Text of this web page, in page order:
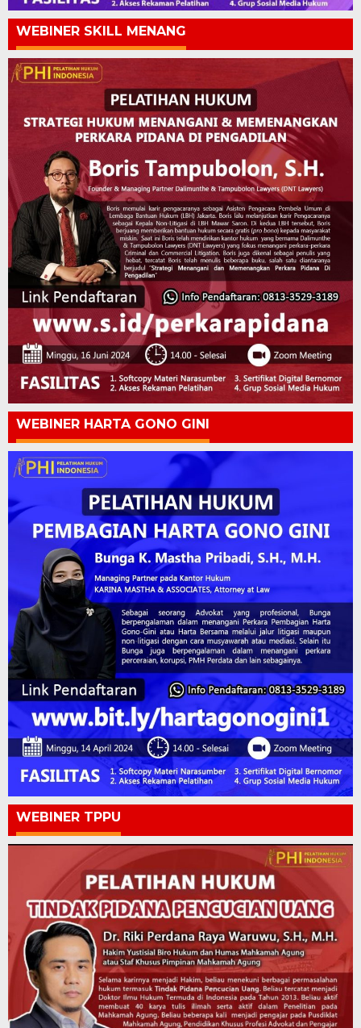
WEBINER SKILL MENANG
WEBINER HARTA GONO GINI
WEBINER TPPU